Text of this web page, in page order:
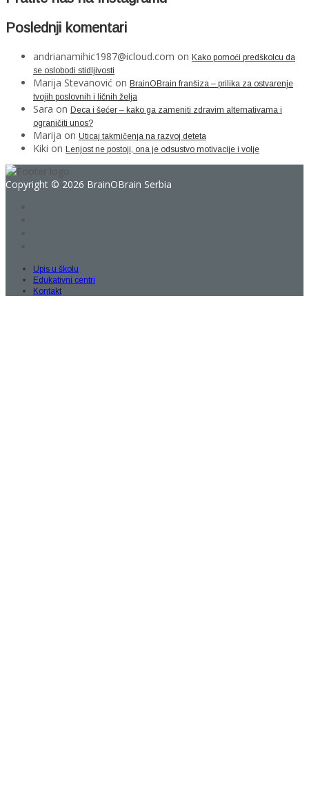
Poslednji komentari
andrianamihic1987@icloud.com on Kako pomoći predškolcu da
se oslobodi stidljivosti
Marija Stevanović on BrainOBrain franšiza – prilika za ostvarenje
tvojih poslovnih i ličnih želja
Sara on Deca i šećer – kako ga zameniti zdravim alternativama i
ograničiti unos?
Marija on Uticaj takmičenja na razvoj deteta
Kiki on Lenjost ne postoji, ona je odsustvo motivacije i volje
Copyright © 2026 BrainOBrain Serbia
Upis u školu
Edukativni centri
Kontakt